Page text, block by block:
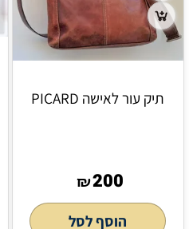
תיק עור לאישה PICARD
₪200
הוסף לסל